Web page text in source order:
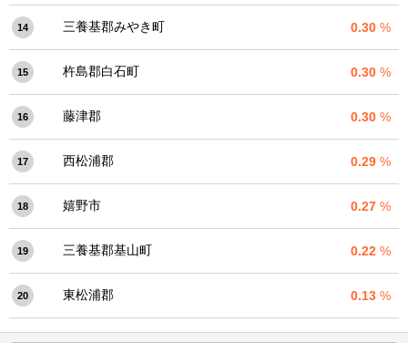
14 三養基郡みやき町 0.30 %
15 杵島郡白石町 0.30 %
16 藤津郡 0.30 %
17 西松浦郡 0.29 %
18 嬉野市 0.27 %
19 三養基郡基山町 0.22 %
20 東松浦郡 0.13 %